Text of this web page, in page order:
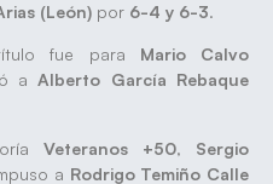
(León) por 6-4 y 6-3.
fue para Mario Calvo
aAlberto García Rebaque
Veteranos +50, Sergio
a Rodrigo Temiño Calle